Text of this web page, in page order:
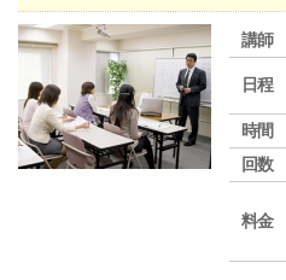
講師
日程
時間
回数
料金